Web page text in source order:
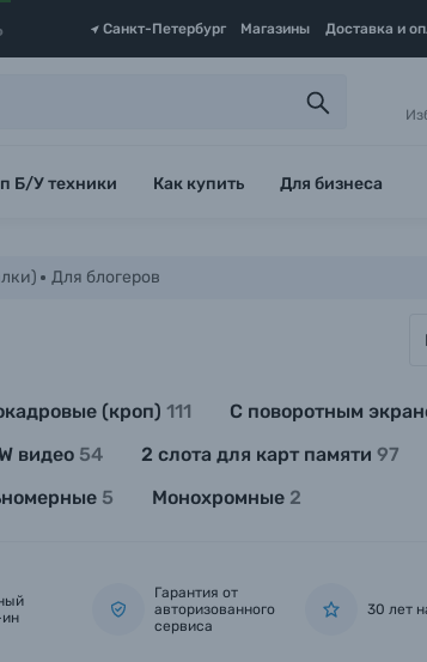
Санкт-Петербург Магазины Доставка и
Б/У техники Как купить Для бизнеса
Для блогеров
(кроп) 111 С поворотным
видео 54 2 слота для карт памяти 97
5 Монохромные 2
Гарантия от
авторизованного
сервиса
30 лет